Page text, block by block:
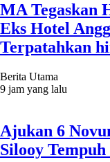
MA Tegaskan
Eks Hotel
Terpatahkan
Berita Utama
9 jam yang lalu
Ajukan 6
Silooy